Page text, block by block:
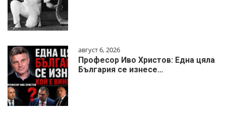
август 6, 2026
Професор Иво Христов: Една цяла
България се изнесе…